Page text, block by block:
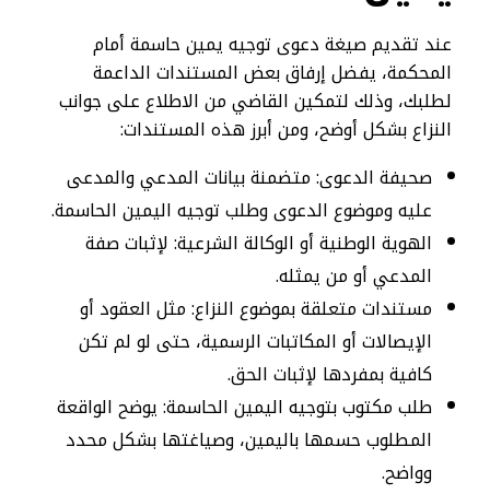
عند تقديم صيغة دعوى توجيه يمين حاسمة أمام
المحكمة، يفضل إرفاق بعض المستندات الداعمة
لطلبك، وذلك لتمكين القاضي من الاطلاع على جوانب
النزاع بشكل أوضح، ومن أبرز هذه المستندات:
صحيفة الدعوى: متضمنة بيانات المدعي والمدعى
عليه وموضوع الدعوى وطلب توجيه اليمين الحاسمة.
الهوية الوطنية أو الوكالة الشرعية: لإثبات صفة
المدعي أو من يمثله.
مستندات متعلقة بموضوع النزاع: مثل العقود أو
الإيصالات أو المكاتبات الرسمية، حتى لو لم تكن
كافية بمفردها لإثبات الحق.
طلب مكتوب بتوجيه اليمين الحاسمة: يوضح الواقعة
المطلوب حسمها باليمين، وصياغتها بشكل محدد
وواضح.